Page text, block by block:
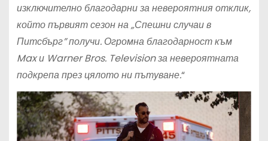
изключително благодарни за невероятния отклик,
който първият сезон на „Спешни случаи в
Питсбърг” получи. Огромна благодарност към
Max и Warner Bros. Television за невероятната
подкрепа през цялото ни пътуване.“